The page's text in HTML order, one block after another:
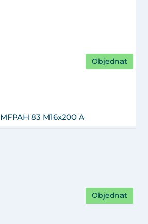
MFPAH 83 M16x200 A
Objednat
Objednat